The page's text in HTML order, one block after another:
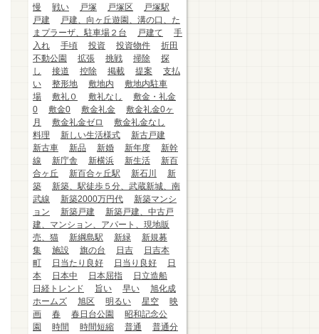
慢
戦い 戸塚 戸塚区
戸塚駅
戸建
戸建、向ヶ丘遊園、溝の口、た
まプラーザ、駐車場２台
戸建て
手
入れ
手頃 投資 投資物件
折田
不動公園
拡張 挑戦 掃除
探
し
接道 控除 掲載 提案
支払
い
整形地 敷地内
敷地内駐車
場
敷礼０ 敷礼なし
敷金・礼金
0
敷金0 敷金礼金
敷金礼金0ヶ
月
敷金礼金ゼロ
敷金礼金なし
料理
新しい生活様式
新古戸建
新古車
新品 新婚 新年度
新幹
線
新庁舎 新横浜 新生活
新百
合ヶ丘
新百合ヶ丘駅 新石川
新
築
新築、駅徒歩５分、武蔵新城、南
武線
新築2000万円代
新築マンシ
ョン
新築戸建
新築戸建、中古戸
建、マンション、アパート、現地販
売、猫
新綱島駅 新緑
新規募
集
施設 旗の台 日吉
日吉本
町
日当たり良好 日当り良好
日
本
日本中 日本屈指
日立造船
日経トレンド
旨い 早い
旭化成
ホームズ
旭区 明るい 星空
映
画
春 春日台公園
昭和記念公
園
時間 時間短縮 普通
普通分